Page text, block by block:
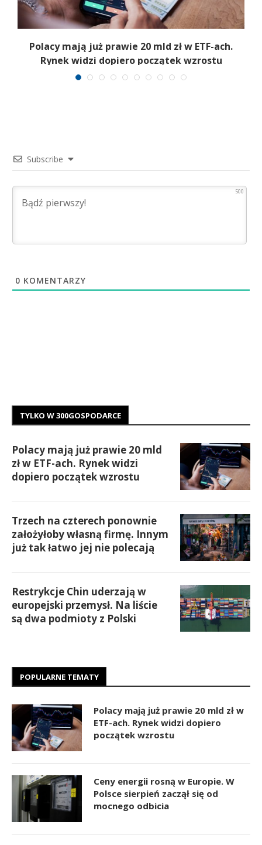
Polacy mają już prawie 20 mld zł w ETF-ach.
Rynek widzi dopiero początek wzrostu
Subscribe
500
0 KOMENTARZY
TYLKO W 300GOSPODARCE
Polacy mają już prawie 20 mld
zł w ETF-ach. Rynek widzi
dopiero początek wzrostu
Trzech na czterech ponownie
założyłoby własną firmę. Innym
już tak łatwo jej nie polecają
Restrykcje Chin uderzają w
europejski przemysł. Na liście
są dwa podmioty z Polski
POPULARNE TEMATY
Polacy mają już prawie 20 mld zł w
ETF-ach. Rynek widzi dopiero
początek wzrostu
Ceny energii rosną w Europie. W
Polsce sierpień zaczął się od
mocnego odbicia